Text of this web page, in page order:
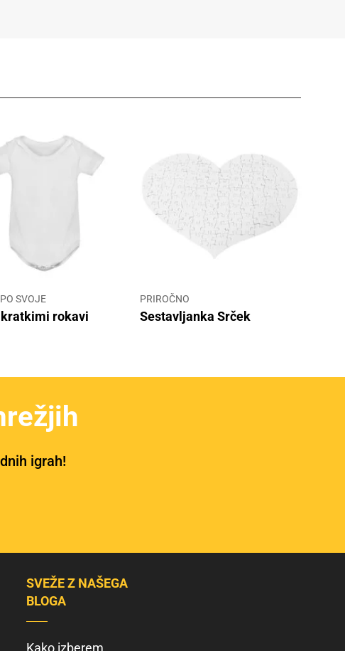
SVOJE
kratkimi rokavi
PRIROČNO
Sestavljanka Srček
igrah!
SVEŽE Z NAŠEGA
BLOGA
Kako izberem